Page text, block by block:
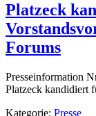
Platzeck
Forums
Presseinformation
Platzeck kandidiert
Kategorie: Presse